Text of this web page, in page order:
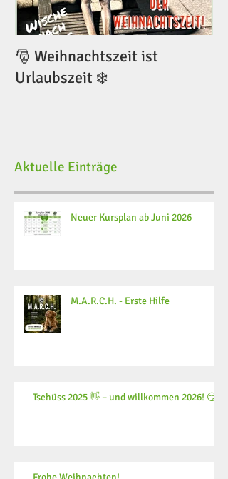
🎅 Weihnachtszeit ist
Urlaubszeit ❄️
Aktuelle Einträge
Neuer Kursplan ab Juni 2026
M.A.R.C.H. - Erste Hilfe
Tschüss 2025 👋 – und willkommen 2026! 😏